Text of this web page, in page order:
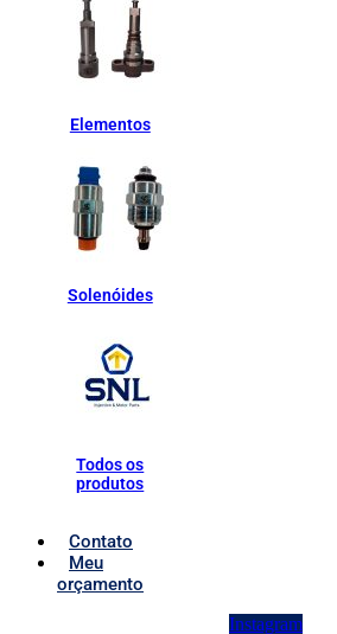
Elementos
Solenóides
Todos os
produtos
Contato
Meu
orçamento
Instagram